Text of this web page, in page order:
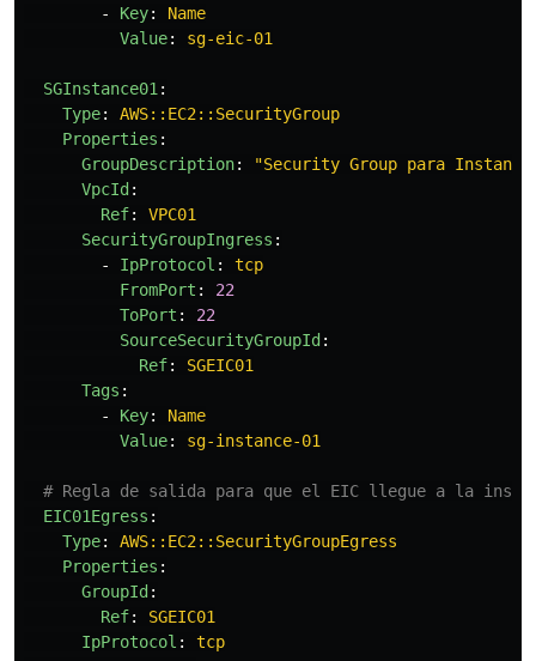
-
Key:
Name
Value: sg-eic-01
SGInstance01 :
Type:
AWS::EC2::SecurityGroup
Properties :
GroupDescription: "Security Group para
VpcId :
Ref:
VPC01
SecurityGroupIngress :
-
IpProtocol :
tcp
FromPort :
22
ToPort :
22
SourceSecurityGroupId :
Ref:
SGEIC01
Tags :
-
Key:
Name
Value: sg-instance-01
# Regla de salida para que el EIC llegue a la
EIC01Egress :
Type:
AWS::EC2::SecurityGroupEgress
Properties :
GroupId :
Ref:
SGEIC01
IpProtocol :
tcp